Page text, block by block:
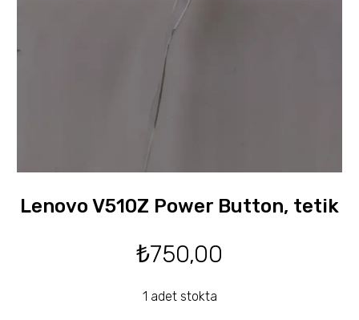
Lenovo V510Z Power Button, tetik
₺750,00
1 adet stokta